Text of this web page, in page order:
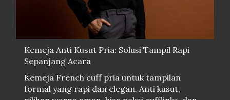
Kemeja Anti Kusut Pria: Solusi Tampil Rapi
Sepanjang Acara
Kemeja French cuff pria untuk tampilan
formal yang rapi dan elegan. Anti kusut,